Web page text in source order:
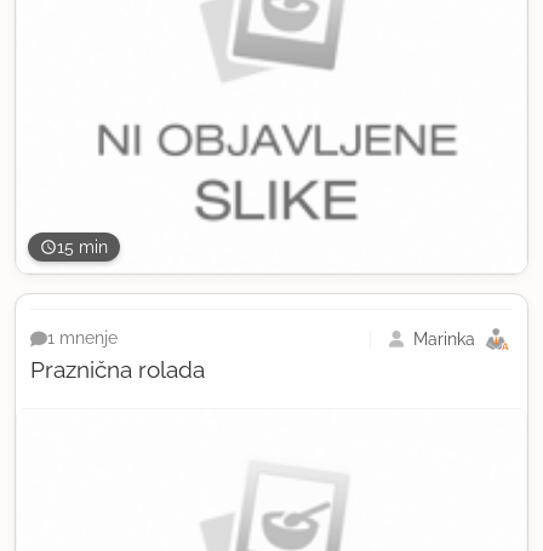
15 min
Praznična rolada
1 mnenje Marinka